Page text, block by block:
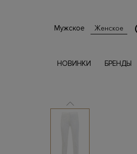
Мужское Женское
НОВИНКИ БРЕНДЫ